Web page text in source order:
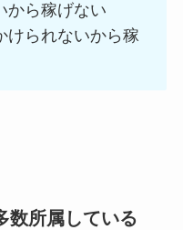
から稼げない
けられないから稼
数所属している